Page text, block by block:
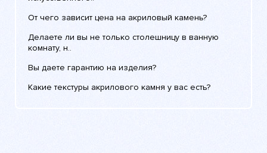
От чего зависит цена на акриловый камень?
Делаете ли вы не только столешницу в ванную
комнату, н..
Вы даете гарантию на изделия?
Какие текстуры акрилового камня у вас есть?